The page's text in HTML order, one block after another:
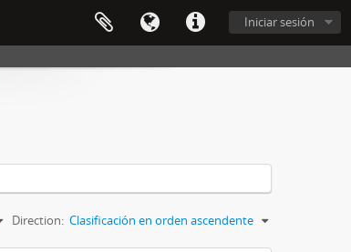
Iniciar sesión
Direction: Clasificación en orden ascendente